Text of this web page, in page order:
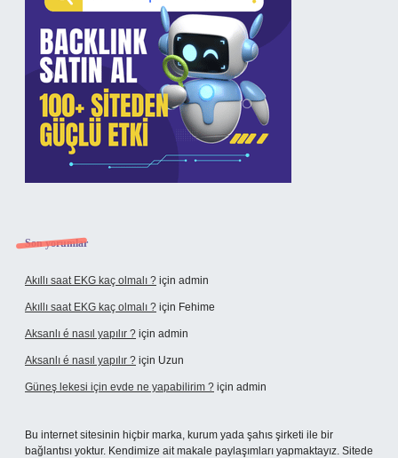
Son yorumlar
Akıllı saat EKG kaç olmalı ? için admin
Akıllı saat EKG kaç olmalı ? için Fehime
Aksanlı é nasıl yapılır ? için admin
Aksanlı é nasıl yapılır ? için Uzun
Güneş lekesi için evde ne yapabilirim ? için admin
Bu internet sitesinin hiçbir marka, kurum yada şahıs şirketi ile bir
bağlantısı yoktur. Kendimize ait makale paylaşımları yapmaktayız. Sitede